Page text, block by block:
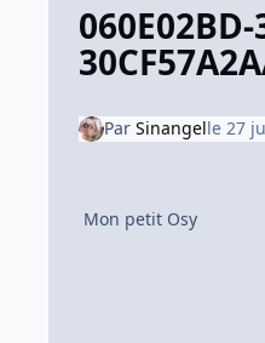
Par Sinangelle 27
Mon petit Osy